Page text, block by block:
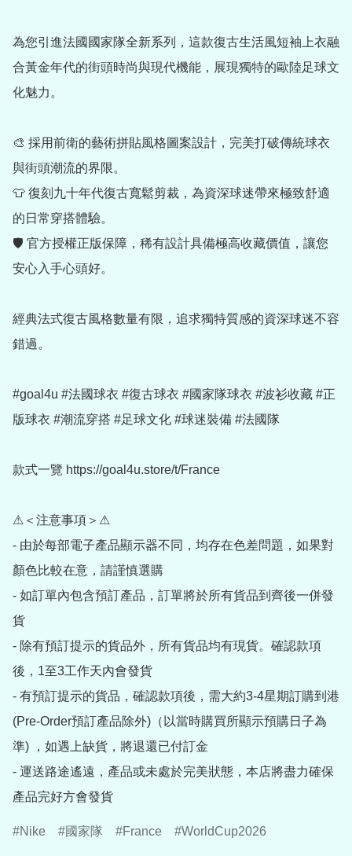
為您引進法國國家隊全新系列，這款復古生活風短袖上衣融
合黃金年代的街頭時尚與現代機能，展現獨特的歐陸足球文
化魅力。
🎨 採用前衛的藝術拼貼風格圖案設計，完美打破傳統球衣
與街頭潮流的界限。
👕 復刻九十年代復古寬鬆剪裁，為資深球迷帶來極致舒適
的日常穿搭體驗。
🛡 官方授權正版保障，稀有設計具備極高收藏價值，讓您
安心入手心頭好。
經典法式復古風格數量有限，追求獨特質感的資深球迷不容
錯過。
#goal4u #法國球衣 #復古球衣 #國家隊球衣 #波衫收藏 #正
版球衣 #潮流穿搭 #足球文化 #球迷裝備 #法國隊
款式一覽 https://goal4u.store/t/France
⚠＜注意事項＞⚠
- 由於每部電子產品顯示器不同，均存在色差問題，如果對
顏色比較在意，請謹慎選購
- 如訂單內包含預訂產品，訂單將於所有貨品到齊後一併發
貨
- 除有預訂提示的貨品外，所有貨品均有現貨。確認款項
後，1至3工作天內會發貨
- 有預訂提示的貨品，確認款項後，需大約3-4星期訂購到港
(Pre-Order預訂產品除外)（以當時購買所顯示預購日子為
準) ，如遇上缺貨，將退還已付訂金
- 運送路途遙遠，產品或未處於完美狀態，本店將盡力確保
產品完好方會發貨
Nike 國家隊 France WorldCup2026